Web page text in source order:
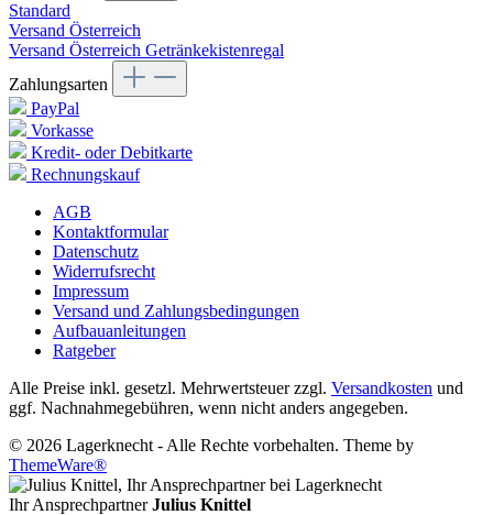
Standard
Versand Österreich
Versand Österreich Getränkekistenregal
Zahlungsarten
PayPal
Vorkasse
Kredit- oder Debitkarte
Rechnungskauf
AGB
Kontaktformular
Datenschutz
Widerrufsrecht
Impressum
Versand und Zahlungsbedingungen
Aufbauanleitungen
Ratgeber
Alle Preise inkl. gesetzl. Mehrwertsteuer zzgl. Versandkosten und
ggf. Nachnahmegebühren, wenn nicht anders angegeben.
© 2026 Lagerknecht - Alle Rechte vorbehalten. Theme by
ThemeWare®
Ihr Ansprechpartner Julius Knittel